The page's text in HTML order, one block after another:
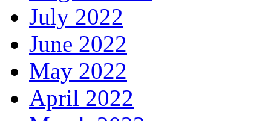
July 2022
June 2022
May 2022
April 2022